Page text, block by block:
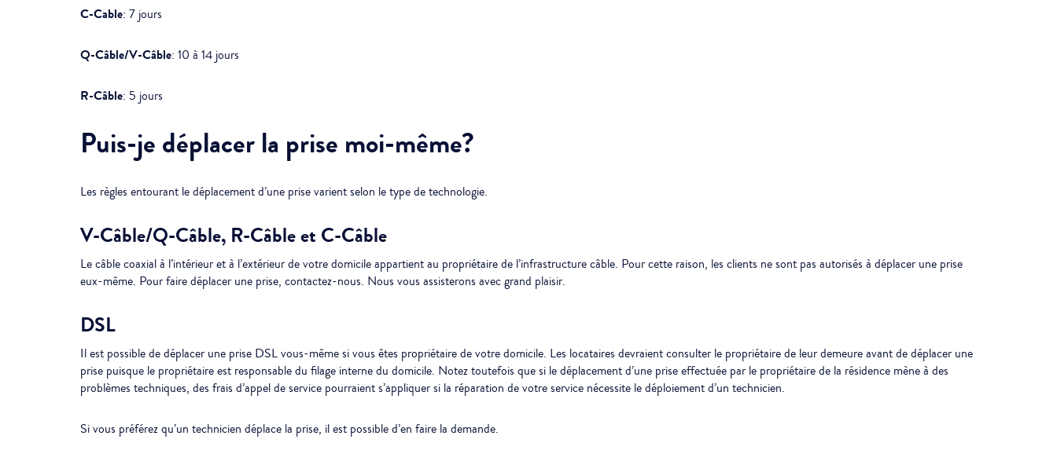
C-Cable: 7 jours
Q-Câble/V-Câble: 10 à 14 jours
R-Câble: 5 jours
Puis-je déplacer la prise moi-même?
Les règles entourant le déplacement d’une prise varient selon le type de technologie.
V-Câble/Q-Câble, R-Câble et C-Câble
Le câble coaxial à l’intérieur et à l’extérieur de votre domicile appartient au propriétaire de l’infrastructure câble. Pour cette raison, les clients ne sont pas autorisés à déplacer une prise
eux-même. Pour faire déplacer une prise, contactez-nous. Nous vous assisterons avec grand plaisir.
DSL
Il est possible de déplacer une prise DSL vous-même si vous êtes propriétaire de votre domicile. Les locataires devraient consulter le propriétaire de leur demeure avant de déplacer une
prise puisque le propriétaire est responsable du filage interne du domicile. Notez toutefois que si le déplacement d’une prise effectuée par le propriétaire de la résidence mène à des
problèmes techniques, des frais d’appel de service pourraient s’appliquer si la réparation de votre service nécessite le déploiement d’un technicien.
Si vous préférez qu’un technicien déplace la prise, il est possible d’en faire la demande.